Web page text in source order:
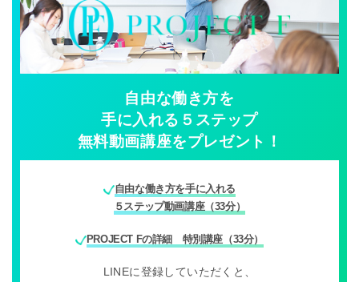
自由な働き方を
手に入れる５ステップ
無料動画講座をプレゼント！
自由な働き方を手に入れる
５ステップ動画講座（33分）
PROJECT Fの詳細 特別講座（33分）
LINEに登録していただくと、